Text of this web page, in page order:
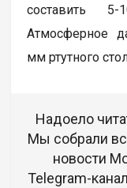
составить
Атмосферное
мм ртутного
Надоело
Мы собрали
новости
Telegram-